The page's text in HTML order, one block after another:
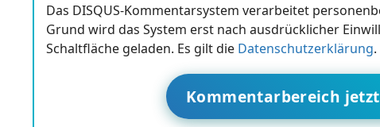
Das DISQUS-Kommentarsystem verarbeitet
Grund wird das System erst nach ausdrücklicher
Schaltfläche geladen. Es gilt die Datenschutzerklärung.
Kommentarbereich